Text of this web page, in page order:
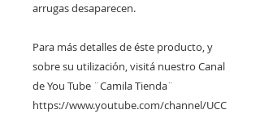
arrugas desaparecen.
Para más detalles de éste producto, y
sobre su utilización, visitá nuestro Canal
de You Tube ¨Camila Tienda¨
https://www.youtube.com/channel/UCC